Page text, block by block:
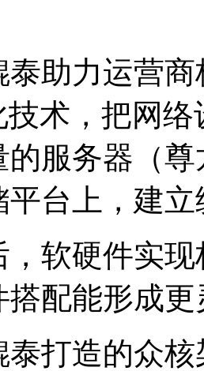
助力运营商
术，把
的服务器（
台上，建
，软硬件实
搭配能形成
打造的众核